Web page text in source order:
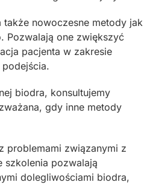
nowoczesne metody jak
Pozwalają one zwiększyć
pacjenta w zakresie
biodra, konsultujemy
gdy inne metody
problemami związanymi z
szkolenia pozwalają
dolegliwościami biodra,